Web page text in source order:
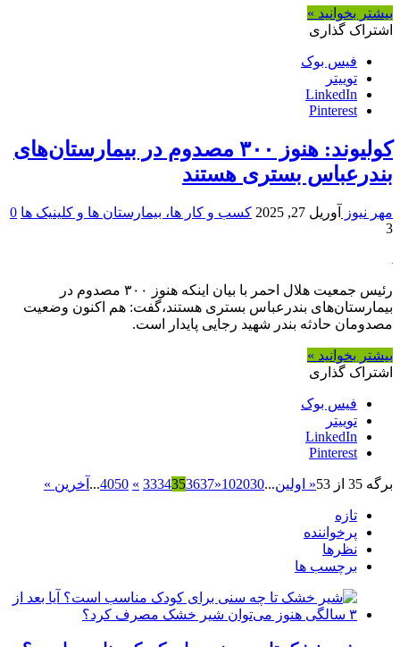
بیشتر بخوانید »
اشتراک گذاری
فیس بوک
توییتر
LinkedIn
Pinterest
کولیوند: هنوز ۳۰۰ مصدوم در بیمارستان‌های
بندرعباس بستری هستند
مهر نیوز آوریل 27, 2025 کسب و کار ها، بیمارستان ها و کلینیک ها 0
3
رئیس جمعیت هلال احمر با بیان اینکه هنوز ۳۰۰ مصدوم در
بیمارستان‌های بندرعباس بستری هستند،گفت: هم اکنون وضعیت
مصدومان حادثه بندر شهید رجایی پایدار است.
بیشتر بخوانید »
اشتراک گذاری
فیس بوک
توییتر
LinkedIn
Pinterest
برگه 35 از 53 « اولین...
102030
«
3334353637
»
4050
... آخرین »
تازه
پرخواننده
نظرها
برچسب ها